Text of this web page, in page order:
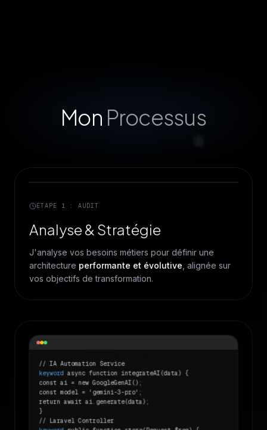
Mon Processus
ÉTAPE 1 : AUDIT
Analyse & Stratégie
J'analyse vos besoins métiers pour définir une
architecture performante et évolutive , alignée sur
vos objectifs de transformation.
// IA Automation Service
keyword async function integrateAI(data) {
const ai = new GoogleGenAI();
const model = 'gemini-3-pro';
return await ai.generate(data);
}
// Laravel Controller